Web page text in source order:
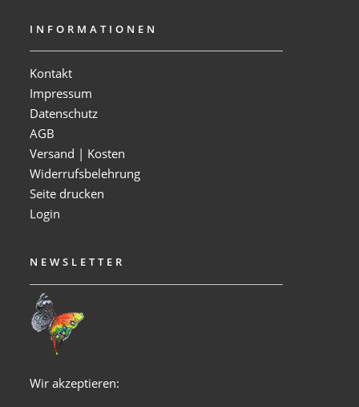
INFORMATIONEN
Kontakt
Impressum
Datenschutz
AGB
Versand | Kosten
Widerrufsbelehrung
Seite drucken
Login
NEWSLETTER
Wir akzeptieren: